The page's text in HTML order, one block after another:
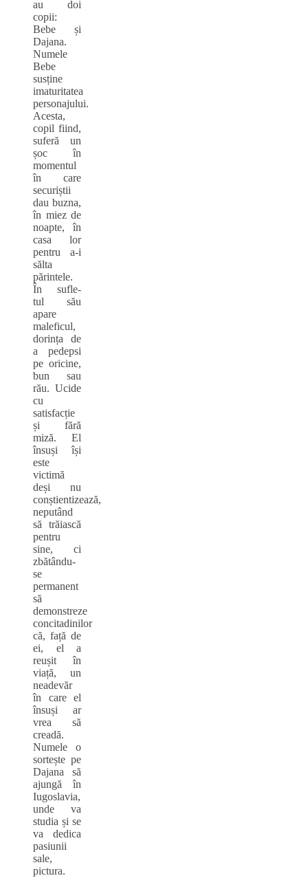
au doi
copii:
Bebe și
Dajana.
Numele
Bebe
susține
imaturitatea
personajului.
Acesta,
copil fiind,
suferă un
șoc în
momentul
în care
securiștii
dau buzna,
în miez de
noapte, în
casa lor
pentru a-i
sălta
părintele.
În sufle-
tul său
apare
maleficul,
dorința de
a pedepsi
pe oricine,
bun sau
rău. Ucide
cu
satisfacție
și fără
miză. El
însuși își
este
victimă
deși nu
conștientizează,
neputând
să trăiască
pentru
sine, ci
zbătându-
se
permanent
să
demonstreze
concitadinilor
că, față de
ei, el a
reușit în
viață, un
neadevăr
în care el
însuși ar
vrea să
creadă.
Numele o
sortește pe
Dajana să
ajungă în
Iugoslavia,
unde va
studia și se
va dedica
pasiunii
sale,
pictura.